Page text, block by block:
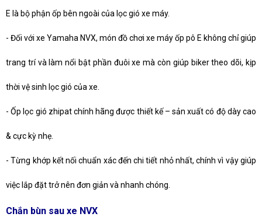
E là bộ phận ốp bên ngoài của lọc gió xe máy.
- Đối với xe Yamaha NVX, món đồ chơi xe máy ốp pô E không chỉ giúp
trang trí và làm nổi bật phần đuôi xe mà còn giúp biker theo dõi, kịp
thời vệ sinh lọc gió của xe.
-Ốp lọc gió zhipat chính hãng được thiết kế – sản xuất có độ dày cao
& cực kỳ nhẹ.
-Từng khớp kết nối chuẩn xác đến chi tiết nhỏ nhất, chính vì vậy giúp
việc lắp đặt trở nên đơn giản và nhanh chóng.
Chắn bùn sau xe NVX